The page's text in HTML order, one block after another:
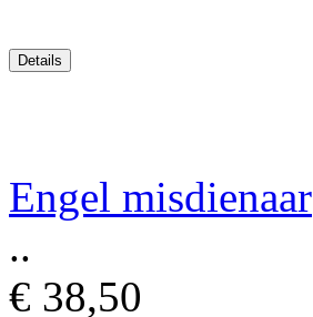
Engel misdienaar
..
€ 38,50